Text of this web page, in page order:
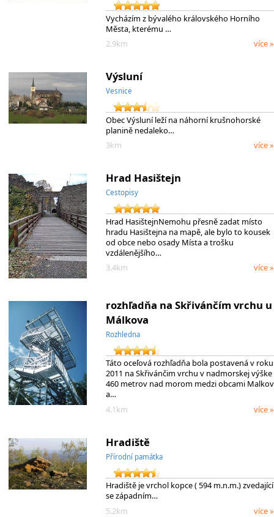
Vycházím z bývalého královského Horního
Města, kterému …
2.9km
více »
Výsluní
Vesnice
Obec Výsluní leží na náhorní krušnohorské
planině nedaleko…
3km
více »
Hrad Hasištejn
Cestopisy
Hrad HasištejnNemohu přesně zadat místo
hradu Hasištejna na mapě, ale bylo to kousek
od obce nebo osady Místa a trošku
vzdálenějšího…
3.4km
více »
rozhľadňa na Skřivánčím vrchu u
Málkova
Rozhledna
Táto oceľová rozhľadňa bola postavená v roku
2011 na Skřivánčim vrchu v nadmorskej výške
460 metrov nad morom medzi obcami Malkov
a…
4.1km
více »
Hradiště
Přírodní památka
Hradiště je vrchol kopce ( 594 m.n.m.) zvedající
se západním…
5.2km
více »